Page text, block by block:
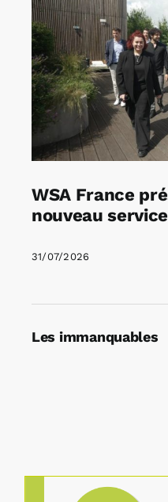
WSA France
nouveau
31/07/2026
Les immanquables